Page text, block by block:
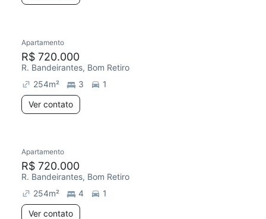
Apartamento
R$ 720.000
R. Bandeirantes, Bom Retiro
254m² 3
1
Ver contato
Apartamento
R$ 720.000
R. Bandeirantes, Bom Retiro
254m² 4
1
Ver contato